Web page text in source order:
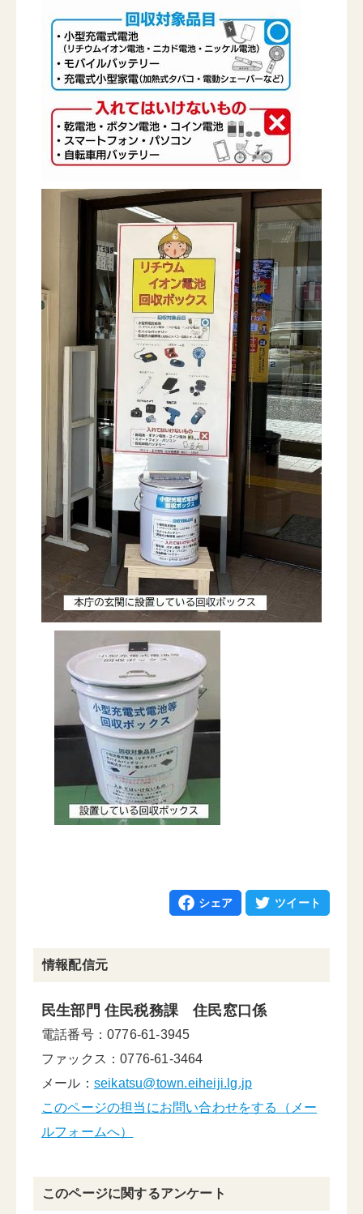
シェア ツイート
情報配信元
民生部門 住民税務課 住民窓口係
電話番号：0776-61-3945
ファックス：0776-61-3464
メール： seikatsu@town.eiheiji.lg.jp
このページの担当にお問い合わせをする（メー
ルフォームへ）
このページに関するアンケート